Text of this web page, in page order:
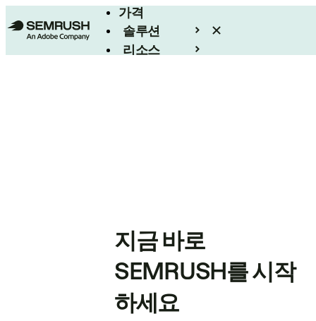
가격
솔루션
리소스
지금 바로
SEMRUSH를 시작
하세요